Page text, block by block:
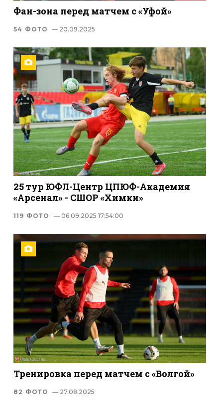
Фан-зона перед матчем с «Уфой»
54 ФОТО — 20.09.2025
25 тур ЮФЛ-Центр ЦПЮФ-Академия
«Арсенал» - СШОР «Химки»
119 ФОТО — 06.09.2025 17:54:00
Тренировка перед матчем с «Волгой»
82 ФОТО — 27.08.2025